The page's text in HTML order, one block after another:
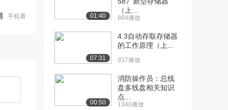
手机看
[8] 1.2 计算机的基本组成 -
e
[9] 1.3 计算机硬件的主要
技术指标
2998播放
[10] 2.1 计算机的发展史-
01:40
（上...
864播放
07:31
4.3自动存取存储器
的工作原理（上...
937播放
00:50
消防操作员：总线
盘多线盘相关知识
点...
1340播放